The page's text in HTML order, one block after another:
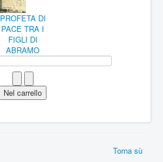
PROFETA DI
PACE TRA I
FIGLI DI
ABRAMO
Torna sù